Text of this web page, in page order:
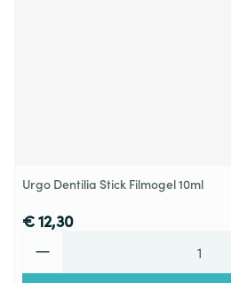
Urgo Dentilia Stick Filmogel 10ml
€ 12,30